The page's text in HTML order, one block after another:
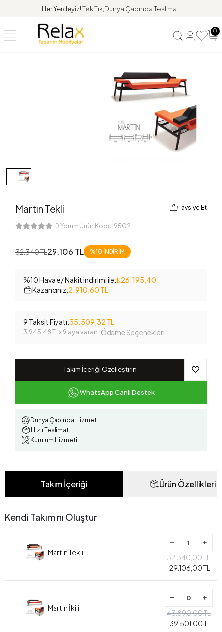
Her Yerdeyiz!Tek Tık,Dünya Çapında Teslimat.
0
Martın Tekli
0 Yorum Ürün Kodu: 9502
Tavsiye Et
32.340 TL29.106 TL %10 İNDİRİM
%10 Havale/ Nakit indirimi ile:₺26.195,40
Kazancınız:2.910,60 TL
9 Taksit Fiyatı:35.509,32 TL
3.945,48 TL x 9 aya varan Ödeme Seçenekleri
Takım İçeriği Özelleştirin
WhatsApp Canlı Destek
Dünya Çapında Hizmet
Hızlı Teslimat
Kurulum Hizmeti
Takım İçeriği Ürün Özellikleri
Kendi Takımını Oluştur
Martın Tekli
32.340,00 TL
29.106,00 TL
Martın İkili
43.890,00 TL
39.501,00 TL